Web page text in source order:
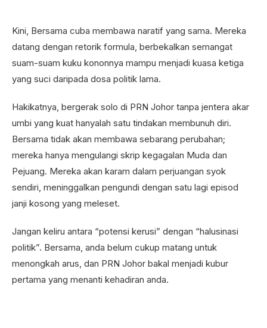
Kini, Bersama cuba membawa naratif yang sama. Mereka
datang dengan retorik formula, berbekalkan semangat
suam-suam kuku kononnya mampu menjadi kuasa ketiga
yang suci daripada dosa politik lama.
Hakikatnya, bergerak solo di PRN Johor tanpa jentera akar
umbi yang kuat hanyalah satu tindakan membunuh diri.
Bersama tidak akan membawa sebarang perubahan;
mereka hanya mengulangi skrip kegagalan Muda dan
Pejuang. Mereka akan karam dalam perjuangan syok
sendiri, meninggalkan pengundi dengan satu lagi episod
janji kosong yang meleset.
Jangan keliru antara “potensi kerusi” dengan “halusinasi
politik”. Bersama, anda belum cukup matang untuk
menongkah arus, dan PRN Johor bakal menjadi kubur
pertama yang menanti kehadiran anda.